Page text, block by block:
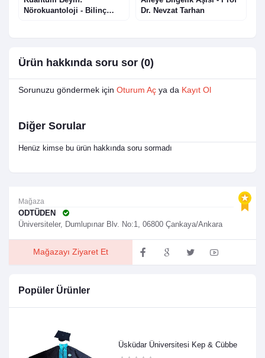
Mağaza
ODTÜDEN
Üniversiteler, Dumlupınar Blv. No:1, 06800 Çankaya/Ankara
Mağazayı Ziyaret Et
Popüler Ürünler
Üsküdar Üniversitesi Kep & Cübbe
Nörokuantoloji - Bilinç
Dr. Nevzat Tarhan
Ürün hakkında soru sor (0)
Sorunuzu göndermek için Oturum Aç ya da Kayıt Ol
Diğer Sorular
Henüz kimse bu ürün hakkında soru sormadı